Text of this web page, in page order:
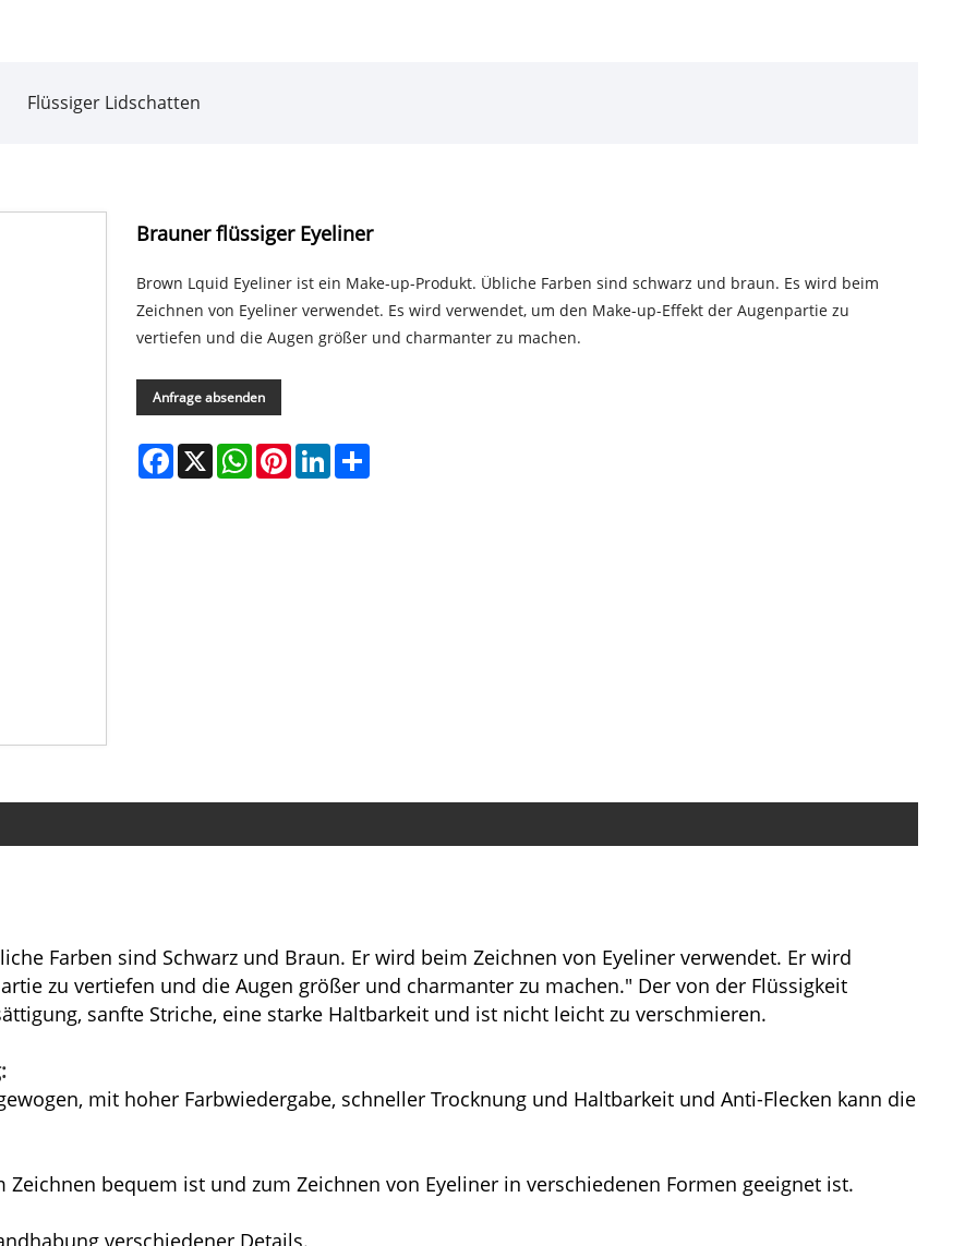
Flüssiger Lidschatten
Brauner flüssiger Eyeliner
Brown Lquid Eyeliner ist ein Make-up-Produkt. Übliche Farben sind schwarz und braun. Es wird beim
Zeichnen von Eyeliner verwendet. Es wird verwendet, um den Make-up-Effekt der Augenpartie zu
vertiefen und die Augen größer und charmanter zu machen.
Anfrage absenden
Facebook
X WhatsApp
PinterestLinkedIn
Farben sind Schwarz und Braun. Er wird beim Zeichnen von Eyeliner verwendet. Er wird
zu vertiefen und die Augen größer und charmanter zu machen." Der von der Flüssigkeit
sanfte Striche, eine starke Haltbarkeit und ist nicht leicht zu verschmieren.
mit hoher Farbwiedergabe, schneller Trocknung und Haltbarkeit und Anti-Flecken kann die
bequem ist und zum Zeichnen von Eyeliner in verschiedenen Formen geeignet ist.
verschiedener Details.